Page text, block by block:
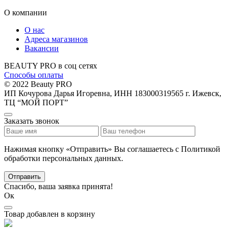
О компании
О нас
Адреса магазинов
Вакансии
BEAUTY PRO в соц сетях
Способы оплаты
© 2022 Beauty PRO
ИП Кочурова Дарья Игоревна, ИНН 183000319565 г. Ижевск,
ТЦ “МОЙ ПОРТ”
Заказать звонок
Нажимая кнопку «Отправить» Вы соглашаетесь с Политикой
обработки персональных данных.
Отправить
Спасибо, ваша заявка принята!
Ок
Товар добавлен в корзину